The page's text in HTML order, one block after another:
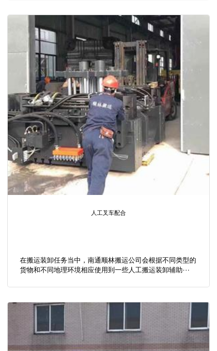
人工叉车配合
在搬运装卸任务当中，南通顺林搬运公司会根据不同类型的
货物和不同地理环境相应使用到一些人工搬运装卸辅助···